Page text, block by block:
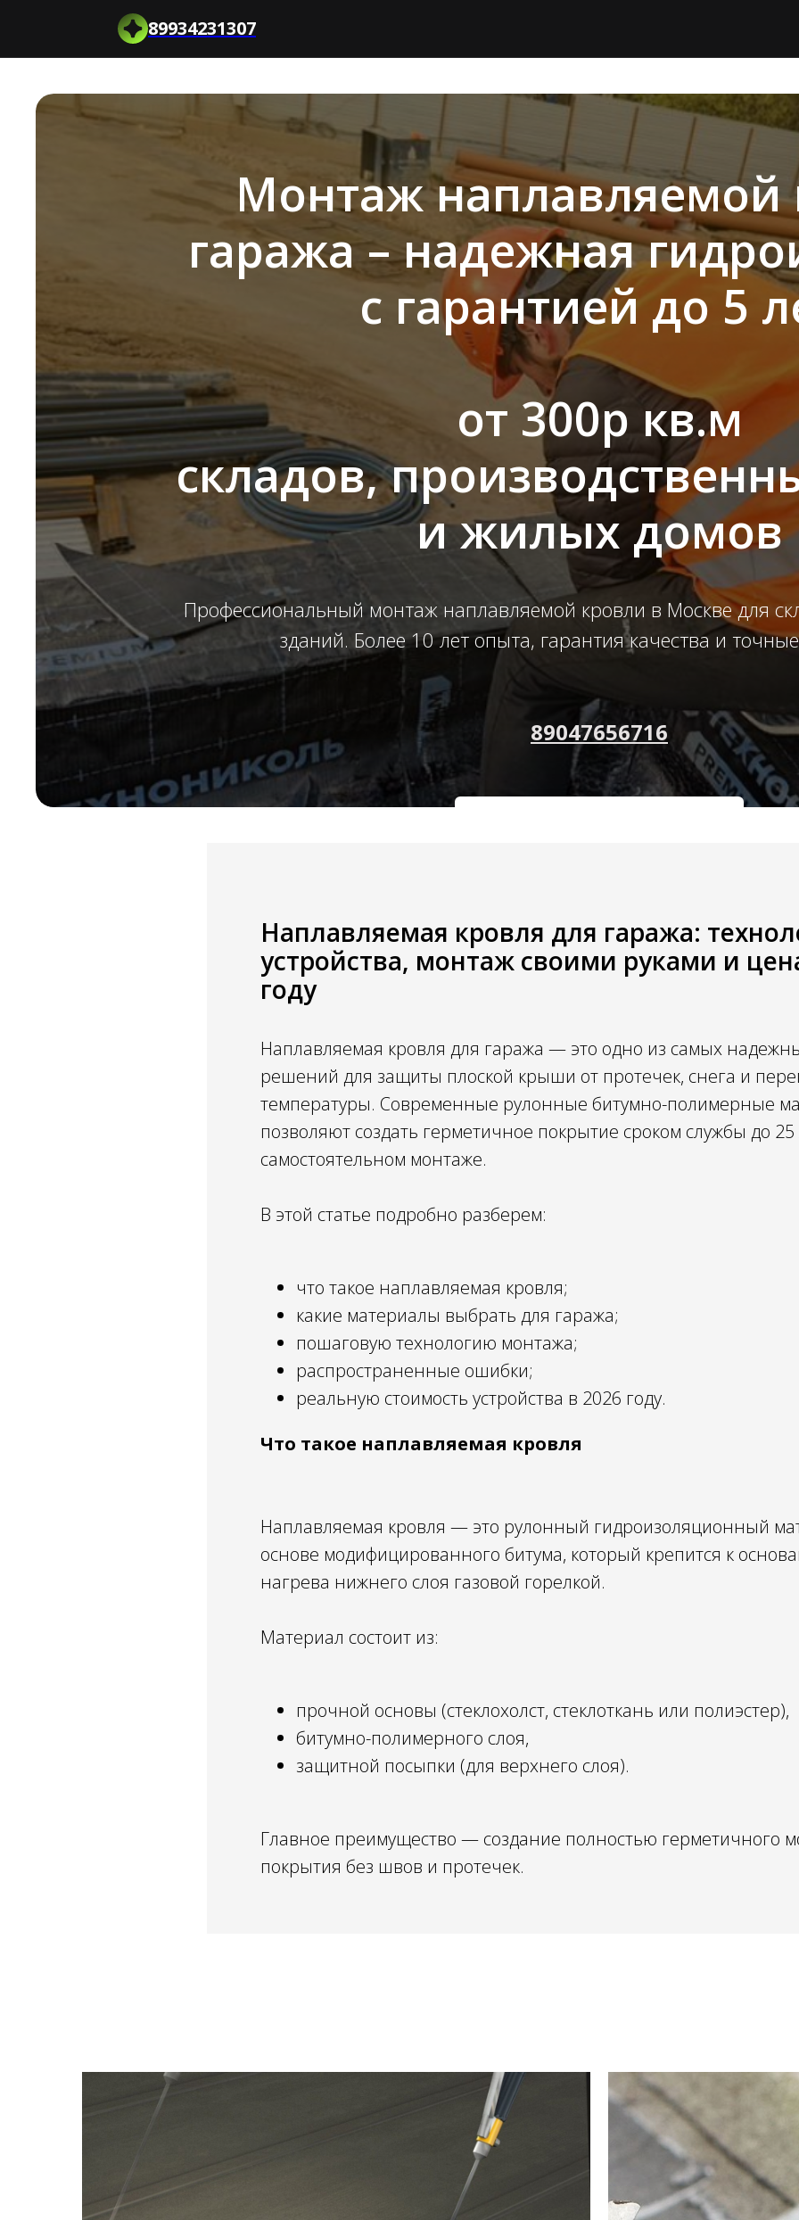
89934231307
Монтаж наплавляемой
гаража – надежная
с гарантией до 5
от 300р кв.м
складов,
и жилых домов
Профессиональный монтаж наплавляемой кровли в Москве для
зданий. Более 10 лет опыта, гарантия качества и
89047656716
Наплавляемая кровля для гаража:
устройства, монтаж своими руками и
году
Наплавляемая кровля для гаража — это одно из самых
решений для защиты плоской крыши от протечек, снега и
температуры. Современные рулонные битумно-полимерные
позволяют создать герметичное покрытие сроком службы до
самостоятельном монтаже.
В этой статье подробно разберем:
что такое наплавляемая кровля;
какие материалы выбрать для гаража;
пошаговую технологию монтажа;
распространенные ошибки;
реальную стоимость устройства в 2026 году.
Что такое наплавляемая кровля
Наплавляемая кровля — это рулонный гидроизоляционный
основе модифицированного битума, который крепится к
нагрева нижнего слоя газовой горелкой.
Материал состоит из:
прочной основы (стеклохолст, стеклоткань или полиэстер),
битумно-полимерного слоя,
защитной посыпки (для верхнего слоя).
Главное преимущество — создание полностью герметичного
покрытия без швов и протечек.